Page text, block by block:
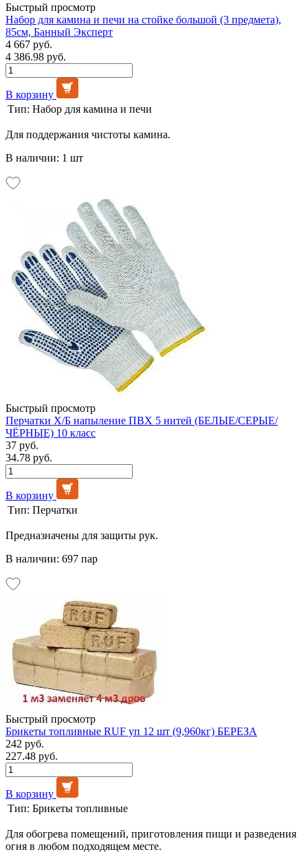
Быстрый просмотр
Набор для камина и печи на стойке большой (3 предмета),
85см, Банный Эксперт
4 667 руб.
4 386.98 руб.
В корзину
Тип: Набор для камина и печи
Для поддержания чистоты камина.
В наличии: 1 шт
Быстрый просмотр
Перчатки Х/Б напыление ПВХ 5 нитей (БЕЛЫЕ/СЕРЫЕ/
ЧЁРНЫЕ) 10 класс
37 руб.
34.78 руб.
В корзину
Тип: Перчатки
Предназначены для защиты рук.
В наличии: 697 пар
Быстрый просмотр
Брикеты топливные RUF уп 12 шт (9,960кг) БЕРЕЗА
242 руб.
227.48 руб.
В корзину
Тип: Брикеты топливные
Для обогрева помещений, приготовления пищи и разведения
огня в любом подходящем месте.